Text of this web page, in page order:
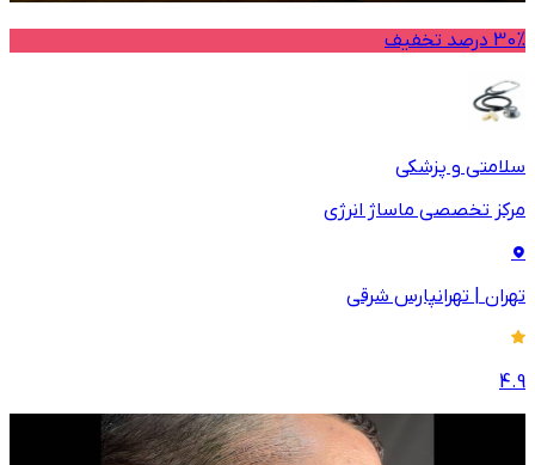
30% درصد تخفیف
سلامتی و پزشکی
مرکز تخصصی ماساژ انرژی
تهران | تهرانپارس شرقی
4.9